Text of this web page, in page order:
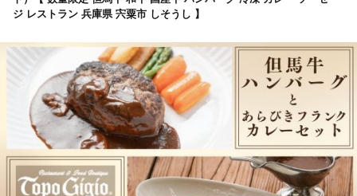
ジ レストラン 兵庫県 宍粟市 しそうし 】